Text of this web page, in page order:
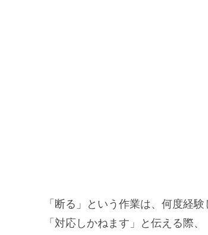
「断る」という作業は、何度経
「対応しかねます」と伝える際